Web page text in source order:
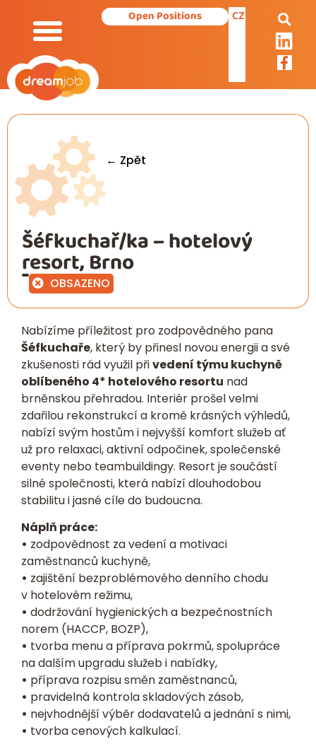
Open Positions CZ
← Zpět
Šéfkuchař/ka – hotelový
resort, Brno
OBSAZENO
Nabízíme příležitost pro zodpovědného pana
Šéfkuchaře, který by přinesl novou energii a své
zkušenosti rád využil přivedení týmu kuchyně
oblíbeného 4* hotelového resortu nad
brněnskou přehradou. Interiér prošel velmi
zdařilou rekonstrukcí a kromě krásných výhledů,
nabízí svým hostům i nejvyšší komfort služeb ať
už pro relaxaci, aktivní odpočinek, společenské
eventy nebo teambuildingy. Resort je součástí
silné společnosti, která nabízí dlouhodobou
stabilitu i jasné cíle do budoucna.
Náplň práce:
• zodpovědnost za vedení a motivaci
zaměstnanců kuchyně,
• zajištění bezproblémového denního chodu
v hotelovém režimu,
• dodržování hygienických a bezpečnostních
norem (HACCP, BOZP),
• tvorba menu a příprava pokrmů, spolupráce
na dalším upgradu služeb i nabídky,
• příprava rozpisu směn zaměstnanců,
• pravidelná kontrola skladových zásob,
• nejvhodnější výběr dodavatelů a jednání s nimi,
• tvorba cenových kalkulací.